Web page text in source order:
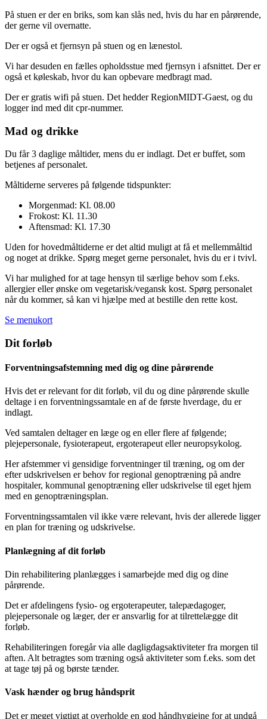
På stuen er der en briks, som kan slås ned, hvis du har en pårørende,
der gerne vil overnatte.
Der er også et fjernsyn på stuen og en lænestol.
Vi har desuden en fælles opholdsstue med fjernsyn i afsnittet. Der er
også et køleskab, hvor du kan opbevare medbragt mad.
Der er gratis wifi på stuen. Det hedder RegionMIDT-Gaest, og du
logger ind med dit cpr-nummer.
Mad og drikke
Du får 3 daglige måltider, mens du er indlagt. Det er buffet, som
betjenes af personalet.
Måltiderne serveres på følgende tidspunkter:
Morgenmad: Kl. 08.00
Frokost: Kl. 11.30
Aftensmad: Kl. 17.30
Uden for hovedmåltiderne er det altid muligt at få et mellemmåltid
og noget at drikke. Spørg meget gerne personalet, hvis du er i tvivl.
Vi har mulighed for at tage hensyn til særlige behov som f.eks.
allergier eller ønske om vegetarisk/vegansk kost. Spørg personalet
når du kommer, så kan vi hjælpe med at bestille den rette kost.
Se menukort
Dit forløb
Forventningsafstemning med dig og dine pårørende
Hvis det er relevant for dit forløb, vil du og dine pårørende skulle
deltage i en forventningssamtale en af de første hverdage, du er
indlagt.
Ved samtalen deltager en læge og en eller flere af følgende;
plejepersonale, fysioterapeut, ergoterapeut eller neuropsykolog.
Her afstemmer vi gensidige forventninger til træning, og om der
efter udskrivelsen er behov for regional genoptræning på andre
hospitaler, kommunal genoptræning eller udskrivelse til eget hjem
med en genoptræningsplan.
Forventningssamtalen vil ikke være relevant, hvis der allerede ligger
en plan for træning og udskrivelse.
Planlægning af dit forløb
Din rehabilitering planlægges i samarbejde med dig og dine
pårørende.
Det er afdelingens fysio- og ergoterapeuter, talepædagoger,
plejepersonale og læger, der er ansvarlig for at tilrettelægge dit
forløb.
Rehabiliteringen foregår via alle dagligdagsaktiviteter fra morgen til
aften. Alt betragtes som træning også aktiviteter som f.eks. som det
at tage tøj på og børste tænder.
Vask hænder og brug håndsprit
Det er meget vigtigt at overholde en god håndhygiejne for at undgå